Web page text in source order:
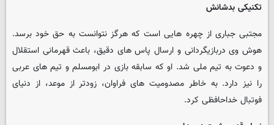
تکنیکی بدشانش
مجتبی جباری از چهره هایی است که هرگز نتوانست به حق خود برسد.
هوش وی دربازیگردانی و ارسال پاس های دقیق، باعث قهرمانی استقلال
و دعوت به تیم ملی شد. او که سابقه بازی در ابومسلم و تیم های عربی
را نیز دارد. به خاطر مصدومیت های فراوان، زودتر از موعد، از دنیای
فوتبال خداحافظی کرد.